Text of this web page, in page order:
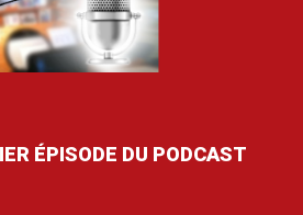
ÉPISODE DU PODCAST